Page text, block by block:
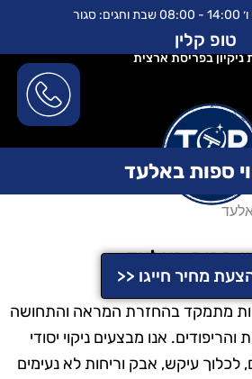
טופ קלין
ניקיון בפריסת ארצית
ספות באלעד
ספות באלעד
מחיר חייגו <<
מתמקד בהחזרת המראה והתחושה
אנו מבצעים ניקוי יסודי
לכלוך עיקש, אבק וריחות לא נעימים